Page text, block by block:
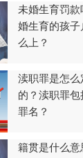
未婚生育罚款
婚生育的孩子
么上？
渎职罪是怎么
的？渎职罪包
罪名？
籍贯是什么意